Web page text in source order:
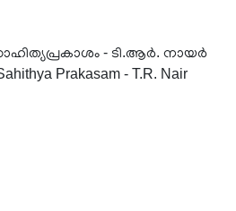
- ടി.ആർ. നായർ
Prakasam - T.R. Nair